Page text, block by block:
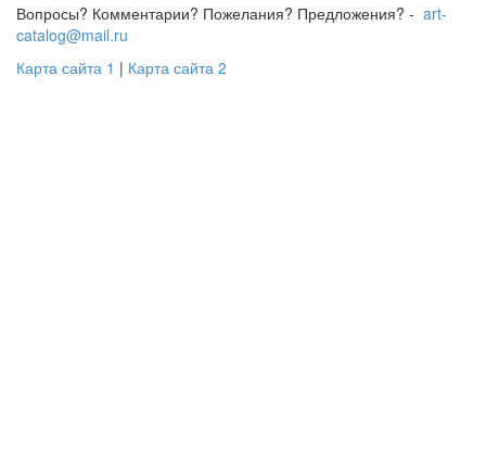
Вопросы? Комментарии? Пожелания? Предложения? - art-
catalog@mail.ru
Карта сайта 1 | Карта сайта 2